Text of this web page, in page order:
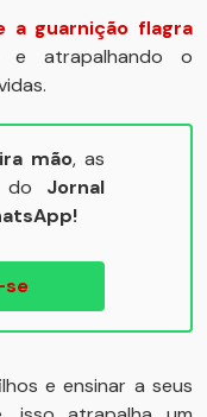
a guarnição flagra
e atrapalhando o
mão, as
do Jornal
se
e ensinar a seus